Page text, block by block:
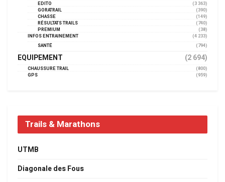
EDITO
(3 363)
GORATRAIL
(390)
CHASSE
(149)
RÉSULTATS TRAILS
(740)
PREMIUM
(38)
INFOS ENTRAINEMENT
(4 233)
SANTÉ
(794)
EQUIPEMENT (2 694)
CHAUSSURE TRAIL
(800)
GPS
(959)
Trails & Marathons
UTMB
Diagonale des Fous